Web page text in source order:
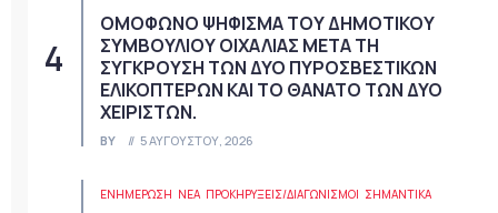
ΟΜΟΦΩΝΟ ΨΗΦΙΣΜΑ ΤΟΥ ΔΗΜΟΤΙΚΟΥ
ΣΥΜΒΟΥΛΙΟΥ ΟΙΧΑΛΙΑΣ ΜΕΤΑ ΤΗ
ΣΥΓΚΡΟΥΣΗ ΤΩΝ ΔΥΟ ΠΥΡΟΣΒΕΣΤΙΚΩΝ
ΕΛΙΚΟΠΤΕΡΩΝ ΚΑΙ ΤΟ ΘΑΝΑΤΟ ΤΩΝ ΔΥΟ
ΧΕΙΡΙΣΤΩΝ.
BY 5 ΑΥΓΟΎΣΤΟΥ, 2026
ΕΝΗΜΕΡΩΣΗ ΝΈΑ ΠΡΟΚΗΡΎΞΕΙΣ/ΔΙΑΓΩΝΙΣΜΟΊ ΣΗΜΑΝΤΙΚΆ